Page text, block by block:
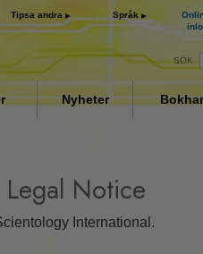
Tipsa andra Språk
SÖK
och
Nyheter
Notice
International.